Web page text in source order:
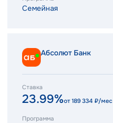
Семейная
Абсолют Банк
Ставка
23.99%от189 334₽/мес
Программа